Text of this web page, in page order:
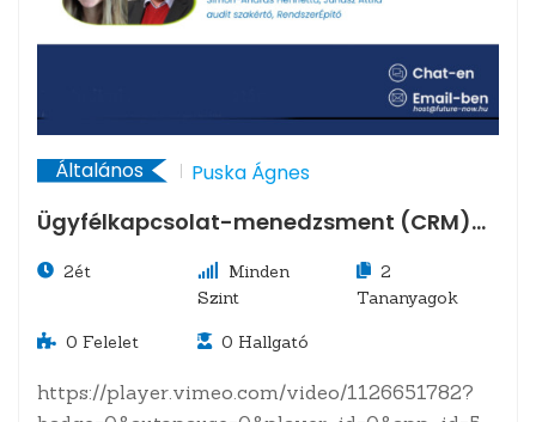
Általános Puska Ágnes
Ügyfélkapcsolat-menedzsment (CRM)
2ét
Minden
Szint
2
Tananyagok
0 Felelet 0 Hallgató
https://player.vimeo.com/video/1126651782?